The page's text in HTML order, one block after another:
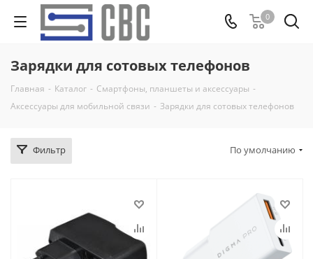
0
Зарядки для сотовых телефонов
Главная - Каталог - Смартфоны, планшеты и аксессуары -
Аксессуары для мобильной связи - Зарядки для сотовых телефонов
Фильтр По умолчанию